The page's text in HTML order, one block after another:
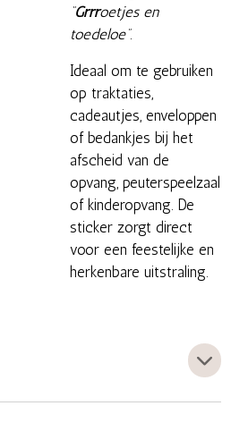
“Grrroetjes en
toedeloe”.
Ideaal om te gebruiken
op traktaties,
cadeautjes, enveloppen
of bedankjes bij het
afscheid van de
opvang, peuterspeelzaal
of kinderopvang. De
sticker zorgt direct
voor een feestelijke en
herkenbare uitstraling.